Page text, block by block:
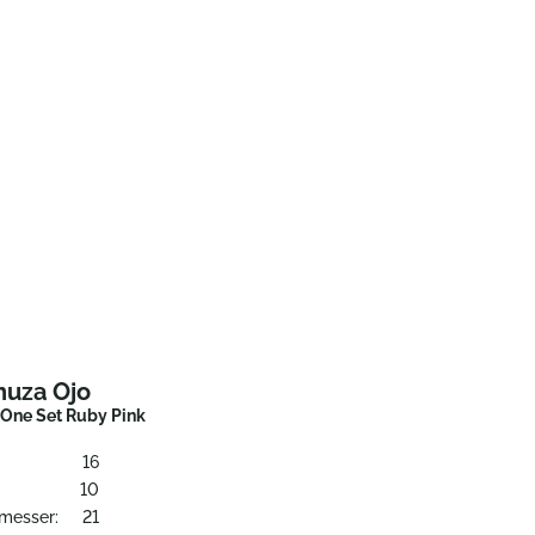
Ojo
Set Ruby Pink
16
10
21